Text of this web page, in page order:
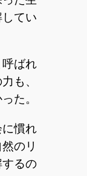
てい
ばれ
も、
た。
慣れ
のリ
るの